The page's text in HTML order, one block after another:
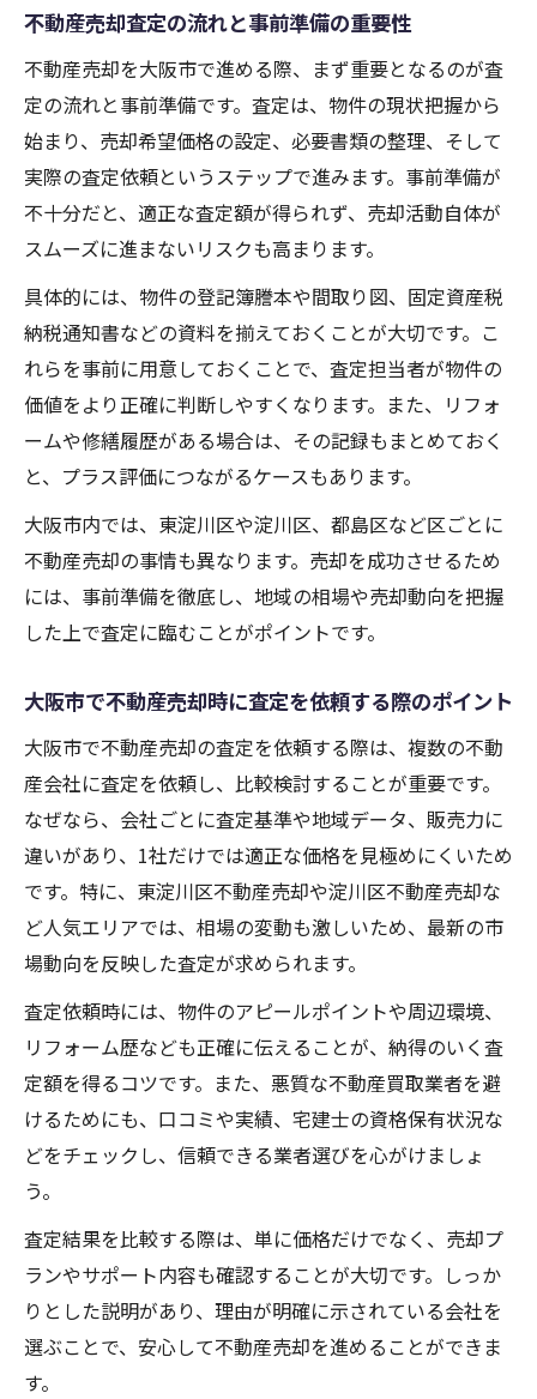
不動産売却査定の流れと事前準備の重要性
不動産売却を大阪市で進める際、まず重要となるのが査
定の流れと事前準備です。査定は、物件の現状把握から
始まり、売却希望価格の設定、必要書類の整理、そして
実際の査定依頼というステップで進みます。事前準備が
不十分だと、適正な査定額が得られず、売却活動自体が
スムーズに進まないリスクも高まります。
具体的には、物件の登記簿謄本や間取り図、固定資産税
納税通知書などの資料を揃えておくことが大切です。こ
れらを事前に用意しておくことで、査定担当者が物件の
価値をより正確に判断しやすくなります。また、リフォ
ームや修繕履歴がある場合は、その記録もまとめておく
と、プラス評価につながるケースもあります。
大阪市内では、東淀川区や淀川区、都島区など区ごとに
不動産売却の事情も異なります。売却を成功させるため
には、事前準備を徹底し、地域の相場や売却動向を把握
した上で査定に臨むことがポイントです。
大阪市で不動産売却時に査定を依頼する際のポイント
大阪市で不動産売却の査定を依頼する際は、複数の不動
産会社に査定を依頼し、比較検討することが重要です。
なぜなら、会社ごとに査定基準や地域データ、販売力に
違いがあり、1社だけでは適正な価格を見極めにくいため
です。特に、東淀川区不動産売却や淀川区不動産売却な
ど人気エリアでは、相場の変動も激しいため、最新の市
場動向を反映した査定が求められます。
査定依頼時には、物件のアピールポイントや周辺環境、
リフォーム歴なども正確に伝えることが、納得のいく査
定額を得るコツです。また、悪質な不動産買取業者を避
けるためにも、口コミや実績、宅建士の資格保有状況な
どをチェックし、信頼できる業者選びを心がけましょ
う。
査定結果を比較する際は、単に価格だけでなく、売却プ
ランやサポート内容も確認することが大切です。しっか
りとした説明があり、理由が明確に示されている会社を
選ぶことで、安心して不動産売却を進めることができま
す。